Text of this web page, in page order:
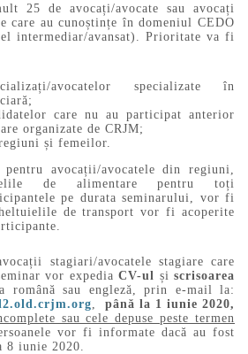
25 de avocați/avocate sau avocați
care au cunoștințe în domeniul CEDO
intermediar/avansat). Prioritate va fi
avocatelor specializate în
care nu au participat anterior
organizate de CRJM;
și femeilor.
avocații/avocatele din regiuni,
de alimentare pentru toți
pe durata seminarului, vor fi
de transport vor fi acoperite
stagiari/avocatele stagiare care
vor expediaCV-ul șiscrisoarea
română sau engleză, prin e-mail la:
până la 1 iunie 2020,
sau cele depuse peste termen
vor fi informate dacă au fost
8 iunie 2020.